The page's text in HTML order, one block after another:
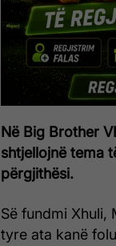
Në Big Brother
shtjellojnë tema
përgjithësi.
Së fundmi Xhuli,
tyre ata kanë